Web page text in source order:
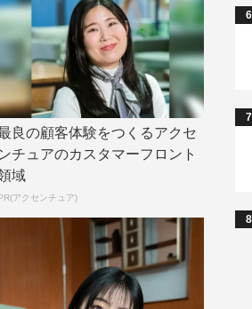
良の顧客体験をつくるアクセ
ンチュアのカスタマーフロント
域
アクセンチュア)
6
7
8